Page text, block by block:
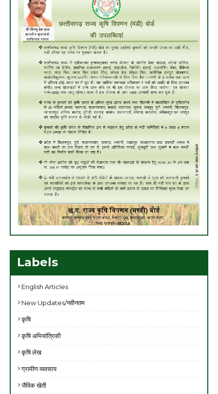
Labels
English Articles
New Updates/नवीनतम
कृषि
कृषि अभियांत्रिकी
कृषि लेख
ग्रामीण व्यवसाय
जैविक खेती